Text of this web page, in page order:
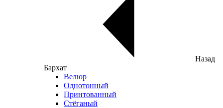
Назад
Бархат
Велюр
Однотонный
Принтованный
Стёганый